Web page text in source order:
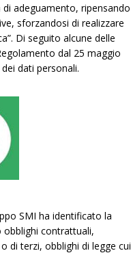
adeguamento, ripensando
sforzandosi di realizzare
Di seguito alcune delle
dal 25 maggio
dati personali.
SMI ha identificato la
obblighi contrattuali,
di terzi, obblighi di legge cui